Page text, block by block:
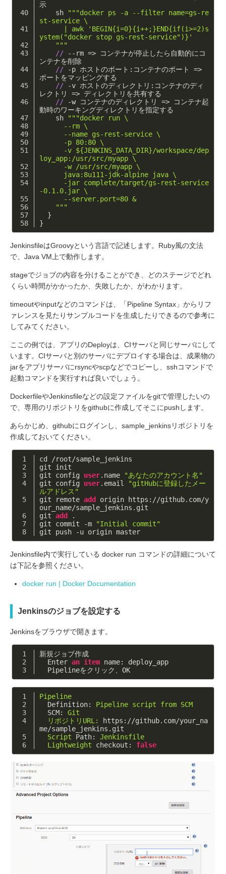
示
sh
"""docker ps -a --filter name=gs-re
st-service \
ystem("docker stop gs-rest-service")}'
    """
// --rm => コンテナが停止したら自動的にコ
ンテナを削除
// -p ホストのポート:コンテナのポート =>
ポートをマッピングする
// -v ホストのディレクトリ:コンテナのディ
レクトリ => ディレクトリを共有する
// -w コンテナのディレクトリ => コンテナ起
動時のワーキングディレクトリを指定する
sh
"""docker run \
      --rm \
      --name gs-rest-service \
      -p 80:80 \
loy_app:/usr/src/myapp \
      -w /usr/src/myapp \
      java:8u111-jdk-alpine java \
-0.1.0.jar \
      --server.port=80 &
    """
}
}
JenkinsfileはGroovyという言語で記述します。Ruby風の文法
で、Java VM上で動作します。
stageでジョブの内容を分けることができ、どのステージでどれ
くらい時間がかかったか、失敗したか、がわかります。
timeoutやinputなどのコマンドは、「Pipeline Syntax」からリフ
ァレンスを見たりサンプルコードを生成したりできるので参考に
してみてください。
ここの例では、アプリのDeployは、CIサーバと同じサーバにして
います。CIサーバと別のサーバにデプロイする場合は、成果物の
jarをアプリサーバにrsyncやscpなどでコピーし、sshコマンドで
起動コマンドを実行すれば良いでしょう。
DockerfileやJenkinsfileなどの設定ファイルをgitで管理したいの
で、専用のリポジトリをgithubに作成してそこにpushします。
あらかじめ、githubにログインし、sample_jenkinsリポジトリを
作成しておいてください。
cd
/root/sample_jenkins
git init
git config user.name
"あなたのアカウント名"
git config user.email
"gitHubに登録したメー
ルアドレス"
git remote add
origin https://github.com/y
our_name/sample_jenkins.git
git add
.
git commit -m
"Initial commit"
git push -u origin master
Jenkinsfile内で実行している docker run コマンドの詳細について
は下記を参照ください。
docker run | Docker Documentation
Jenkinsのジョブを設定する
Jenkinsをブラウザで開きます。
新規ジョブ作成
  Enter
an item name: deploy_app
  Pipelineをクリック、OK
Pipeline
  Definition:
Pipeline script from SCM
  SCM:
Git
リポジトリURL:
https://github.com/your_na
me/sample_jenkins.git
Script
Path:
Jenkinsfile
Lightweight
checkout: false